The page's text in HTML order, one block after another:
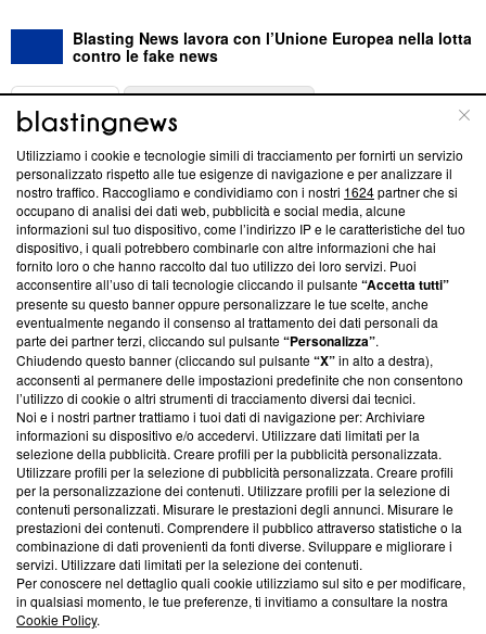
Blasting News lavora con l’Unione Europea nella lotta
contro le fake news
ABOUT
Questa sezione offre informazioni trasparenti su Blasting
News, sui nostri processi editoriali e su come ci impegniamo a
creare news di qualità. Inoltre, afferma la nostra aderenza a
‘Trust Project - News with Integrity’Blasting News non è
ancora membro del programma, ma ha richiesto di farne
parte; Trust Project non ha ancora effettuato una verifica di
conformità agli standard.
Su di noi
Team editoriale
Corporate
Redazione
Informativa Privacy
Cookie Policy
Blasting SA, IDI CHE-247.845.224, Via Carlo Frasca, 3 - 6900
Lugano (Svizzera) Tel:+39 0690258937
Utilizziamo i cookie e tecnologie simili di tracciamento per fornirti un servizio
personalizzato rispetto alle tue esigenze di navigazione e per analizzare il
nostro traffico. Raccogliamo e condividiamo con i nostri 1624partner che si
occupano di analisi dei dati web, pubblicità e social media, alcune
informazioni sul tuo dispositivo, come l’indirizzo IP e le caratteristiche del tuo
dispositivo, i quali potrebbero combinarle con altre informazioni che hai
fornito loro o che hanno raccolto dal tuo utilizzo dei loro servizi. Puoi
acconsentire all’uso di tali tecnologie cliccando il pulsante“Accetta tutti”
presente su questo banner oppure personalizzare le tue scelte, anche
eventualmente negando il consenso al trattamento dei dati personali da
parte dei partner terzi, cliccando sul pulsante“Personalizza”.
Chiudendo questo banner (cliccando sul pulsante“X”in alto a destra),
acconsenti al permanere delle impostazioni predefinite che non consentono
l’utilizzo di cookie o altri strumenti di tracciamento diversi dai tecnici.
Noi e i nostri partner trattiamo i tuoi dati di navigazione per: Archiviare
informazioni su dispositivo e/o accedervi. Utilizzare dati limitati per la
selezione della pubblicità. Creare profili per la pubblicità personalizzata.
Utilizzare profili per la selezione di pubblicità personalizzata. Creare profili
per la personalizzazione dei contenuti. Utilizzare profili per la selezione di
contenuti personalizzati. Misurare le prestazioni degli annunci. Misurare le
prestazioni dei contenuti. Comprendere il pubblico attraverso statistiche o la
combinazione di dati provenienti da fonti diverse. Sviluppare e migliorare i
servizi. Utilizzare dati limitati per la selezione dei contenuti.
Per conoscere nel dettaglio quali cookie utilizziamo sul sito e per modificare,
in qualsiasi momento, le tue preferenze, ti invitiamo a consultare la nostra
Cookie Policy.